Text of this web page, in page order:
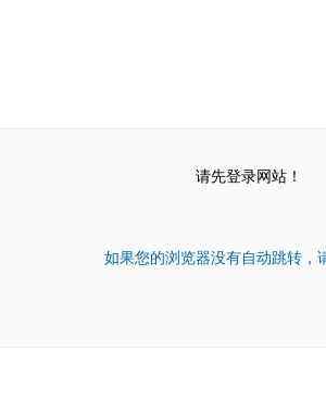
请先登录网站！
如果您的浏览器没有自动跳转，